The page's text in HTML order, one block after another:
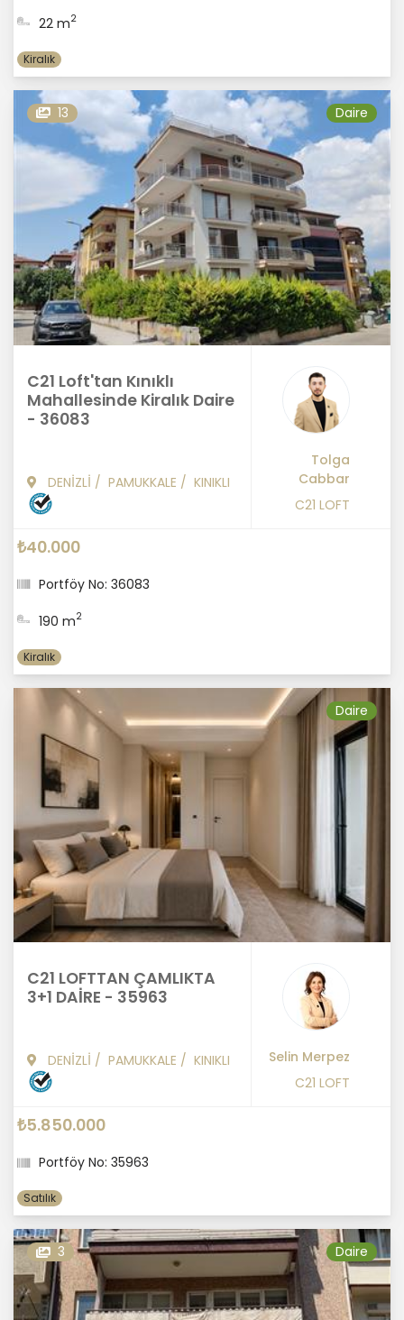
22 m2
Kiralık
13 Daire
C21 Loft'tan Kınıklı
Mahallesinde Kiralık Daire
- 36083
DENİZLİ / PAMUKKALE / KINIKLI
Tolga
Cabbar
C21 LOFT
₺40.000
Portföy No: 36083
190 m2
Kiralık
Daire
C21 LOFTTAN ÇAMLIKTA
3+1 DAİRE - 35963
DENİZLİ / PAMUKKALE / KINIKLI
Selin Merpez
C21 LOFT
₺5.850.000
Portföy No: 35963
Satılık
3 Daire